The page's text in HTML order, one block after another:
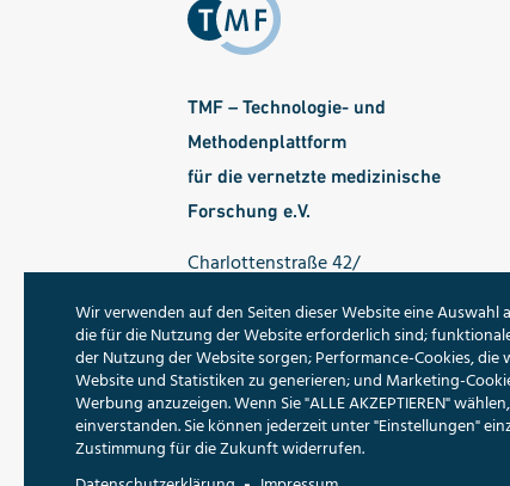
TMF – Technologie- und
Methodenplattform
für die vernetzte medizinische
Forschung e.V.
Charlottenstraße 42/
10117 Berlin
Tel.: 030 - 22 00 24 70
Fax: 030 - 22 00 24 799
E-Mail:info@tmf-ev.de
Wir verwenden auf den Seiten dieser Website eine
die für die Nutzung der Website erforderlich sind;
der Nutzung der Website sorgen; Performance-Cookies,
Website und Statistiken zu generieren; und Marketing-
Werbung anzuzeigen. Wenn Sie "ALLE AKZEPTIEREN"
einverstanden. Sie können jederzeit unter "Einstellungen"
Zustimmung für die Zukunft widerrufen.